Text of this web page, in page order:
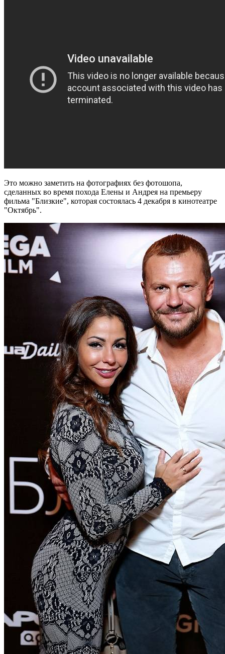
Это можно заметить на фотографиях без фотошопа,
сделанных во время похода Елены и Андрея на премьеру
фильма "Близкие", которая состоялась 4 декабря в кинотеатре
"Октябрь".